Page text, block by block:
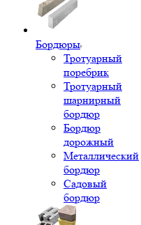
Бордюры
Тротуарный
поребрик
Тротуарный
шарнирный
бордюр
Бордюр
дорожный
Металлический
бордюр
Садовый
бордюр